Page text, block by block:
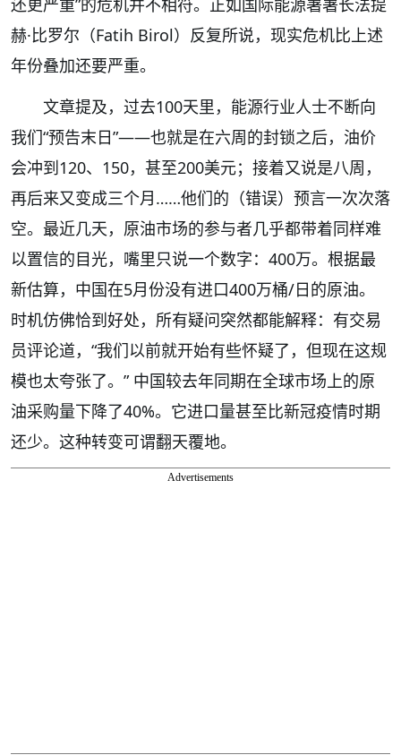
还更严重”的危机并不相符。正如国际能源署署长法提
赫·比罗尔（Fatih Birol）反复所说，现实危机比上述
年份叠加还要严重。
文章提及，过去100天里，能源行业人士不断向
我们“预告末日”——也就是在六周的封锁之后，油价
会冲到120、150，甚至200美元；接着又说是八周，
再后来又变成三个月……他们的（错误）预言一次次落
空。最近几天，原油市场的参与者几乎都带着同样难
以置信的目光，嘴里只说一个数字：400万。根据最
新估算，中国在5月份没有进口400万桶/日的原油。
时机仿佛恰到好处，所有疑问突然都能解释：有交易
员评论道，“我们以前就开始有些怀疑了，但现在这规
模也太夸张了。” 中国较去年同期在全球市场上的原
油采购量下降了40%。它进口量甚至比新冠疫情时期
还少。这种转变可谓翻天覆地。
Advertisements